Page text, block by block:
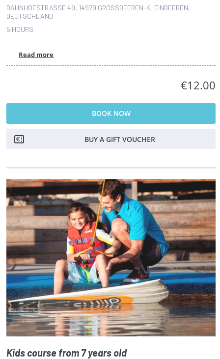
BAHNHOFSTRASSE 49, 14979 GROSSBEEREN-KLEINBEEREN, DE
UTSCHLAND
5 HOURS
Read more
€12.00
BOOK NOW
BUY A GIFT VOUCHER
Kids course from 7 years old